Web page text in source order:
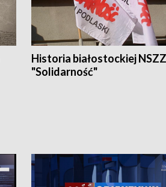
Historia białostockiej NSZZ
"Solidarność"